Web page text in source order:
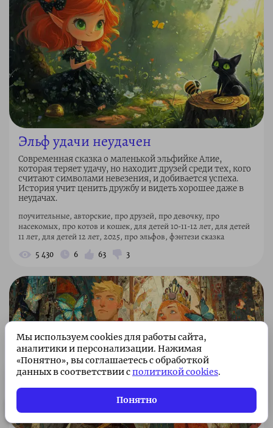
Эльф удачи неудачен
Современная сказка о маленькой эльфийке Алие,
которая теряет удачу, но находит друзей среди тех, кого
считают символами невезения, и добивается успеха.
История учит ценить дружбу и видеть хорошее даже в
неудачах.
поучительные, авторские, про друзей, про девочку, про
насекомых, про котов и кошек, для детей 10-11-12 лет, для детей
11 лет, для детей 12 лет, 2025, про эльфов, фэнтези сказка
5 430 6 63 3
Мы используем cookies для работы сайта,
аналитики и персонализации. Нажимая
«Понятно», вы соглашаетесь с обработкой
данных в соответствии сполитикой cookies.
Понятно